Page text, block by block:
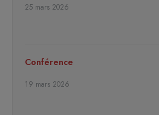
25 mars 2026
Conférence
19 mars 2026